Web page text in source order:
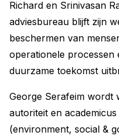
Richard en Srinivasan
adviesbureau blijft zijn
beschermen van
operationele
duurzame toekomst
George Serafeim wordt
autoriteit en
(environment, social &